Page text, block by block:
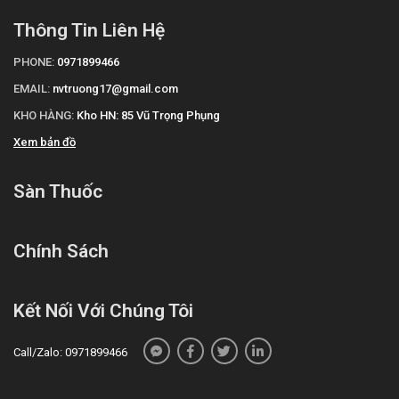
Thông Tin Liên Hệ
PHONE: 0971899466
EMAIL: nvtruong17@gmail.com
KHO HÀNG: Kho HN: 85 Vũ Trọng Phụng
Xem bản đồ
Sàn Thuốc
Chính Sách
Kết Nối Với Chúng Tôi
Call/Zalo: 0971899466